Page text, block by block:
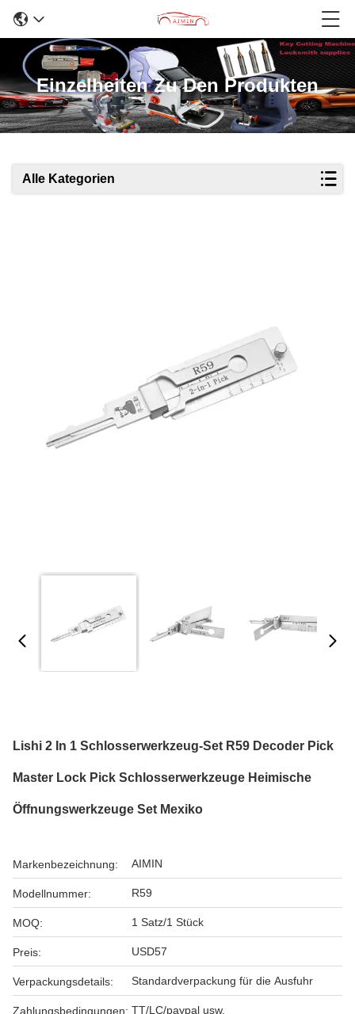
Einzelheiten Zu Den Produkten
Alle Kategorien
Lishi 2 In 1 Schlosserwerkzeug-Set R59 Decoder Pick
Master Lock Pick Schlosserwerkzeuge Heimische
Öffnungswerkzeuge Set Mexiko
Markenbezeichnung: AIMIN
Modellnummer: R59
MOQ: 1 Satz/1 Stück
Preis: USD57
Verpackungsdetails: Standardverpackung für die Ausfuhr
Zahlungsbedingungen: TT/LC/paypal usw.